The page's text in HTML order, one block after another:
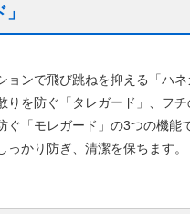
ョンで飛び跳ねを抑える「ハ
りを防ぐ「タレガード」、フ
ぐ「モレガード」の3つの機能
っかり防ぎ、清潔を保ちます。